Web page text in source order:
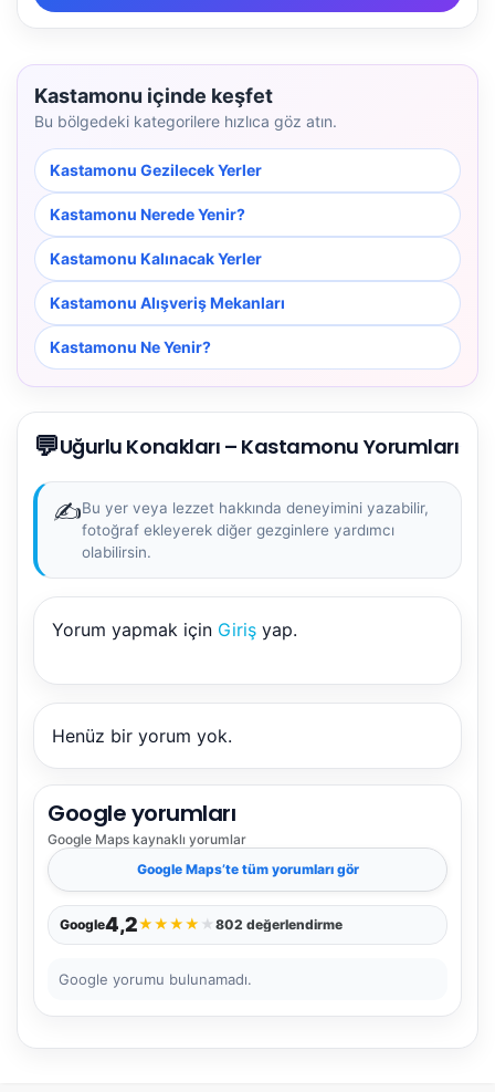
Kastamonu içinde keşfet
Bu bölgedeki kategorilere hızlıca göz atın.
Kastamonu Gezilecek Yerler
Kastamonu Nerede Yenir?
Kastamonu Kalınacak Yerler
Kastamonu Alışveriş Mekanları
Kastamonu Ne Yenir?
💬Uğurlu Konakları – Kastamonu Yorumları
✍️Bu yer veya lezzet hakkında deneyimini yazabilir,
fotoğraf ekleyerek diğer gezginlere yardımcı
olabilirsin.
Yorum yapmak için Giriş yap.
Henüz bir yorum yok.
Google yorumları
Google Maps kaynaklı yorumlar
Google Maps’te tüm yorumları gör
Google4,2★★★★ ★ 802 değerlendirme
Google yorumu bulunamadı.
NBY Akıllı Asistan
AI kullanmadan, sitedeki gerçek yerlerle akıllı rota
önerir.
Şehir / ilçe
🧭 Rehber ⭐ Popüler
🚶 Yürüyüş